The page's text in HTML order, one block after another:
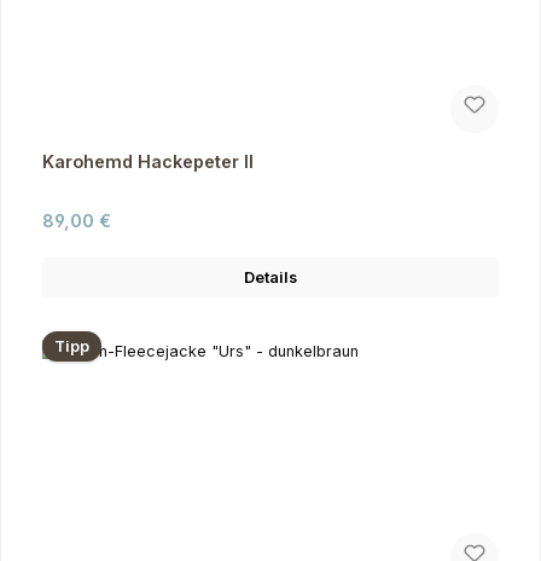
Karohemd Hackepeter II
Regulärer Preis:
89,00 €
Details
Tipp